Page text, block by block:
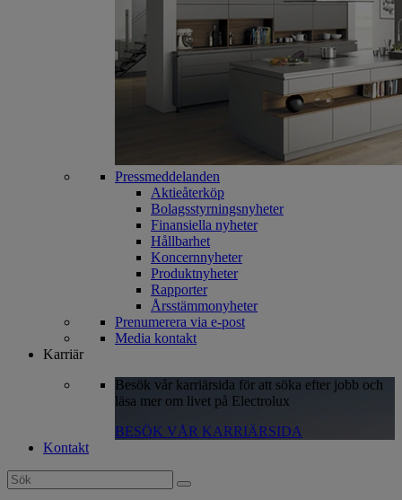
Pressmeddelanden
Aktieåterköp
Bolagsstyrningsnyheter
Finansiella nyheter
Hållbarhet
Koncernnyheter
Produktnyheter
Rapporter
Årsstämmonyheter
Prenumerera via e-post
Media kontakt
Karriär
Besök vår karriärsida för att söka efter jobb och
läsa mer om livet på Electrolux
BESÖK VÅR KARRIÄRSIDA
Kontakt
Search
for: